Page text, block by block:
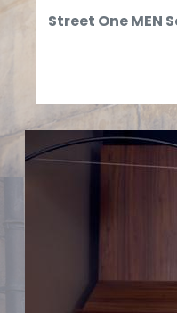
Street One MEN